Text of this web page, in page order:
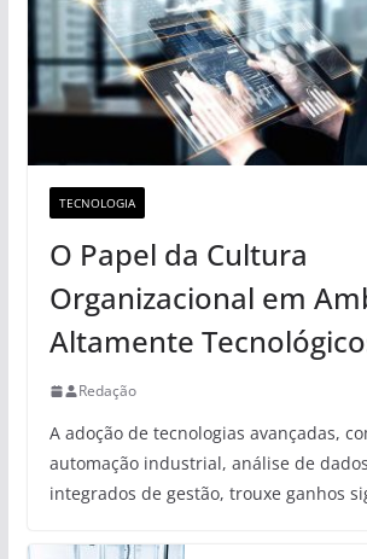
TECNOLOGIA
O Papel da Cultura
Organizacional em
Altamente
Redação
A adoção de tecnologias avançadas,
automação industrial, análise de
integrados de gestão, trouxe ganhos